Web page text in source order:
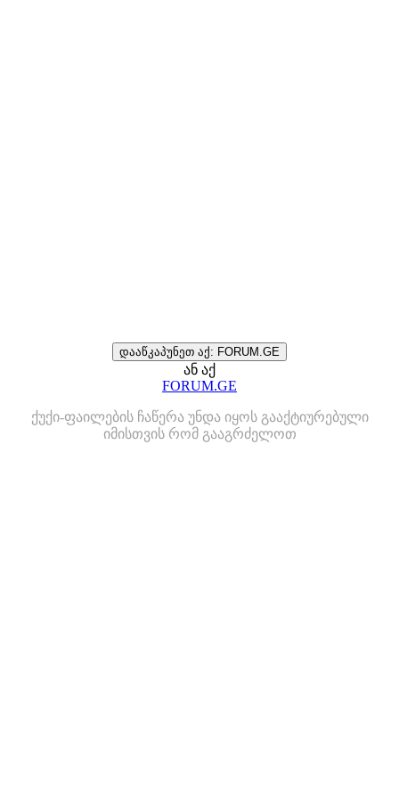
დააწკაპუნეთ აქ: FORUM.GE
ან აქ
FORUM.GE
ქუქი-ფაილების ჩაწერა უნდა იყოს გააქტიურებული
იმისთვის რომ გააგრძელოთ